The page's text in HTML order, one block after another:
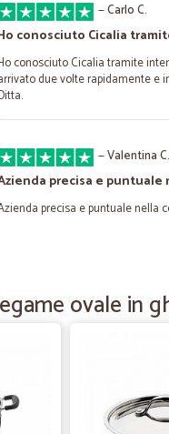
—Carlo C.
conosciuto Cicalia
conosciuto Cicalia tramite
due volte rapidamente e
—Valentina C.
precisa e puntuale
precisa e puntuale nella
ottimo tutto buono
Servizio ottimo, patate al forno
eccellente,ottima…
ovale in